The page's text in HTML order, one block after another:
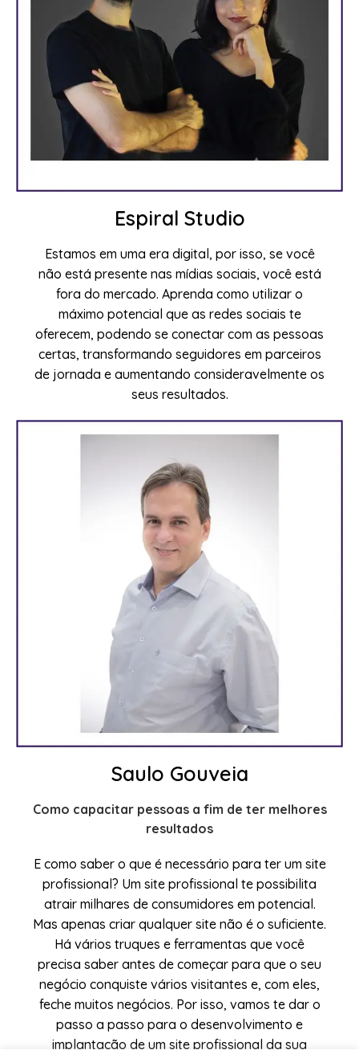
Espiral Studio
Estamos em uma era digital, por isso, se você
não está presente nas mídias sociais, você está
fora do mercado. Aprenda como utilizar o
máximo potencial que as redes sociais te
oferecem, podendo se conectar com as pessoas
certas, transformando seguidores em parceiros
de jornada e aumentando consideravelmente os
seus resultados.
Saulo Gouveia
Como capacitar pessoas a fim de ter melhores
resultados
E como saber o que é necessário para ter um site
profissional? Um site profissional te possibilita
atrair milhares de consumidores em potencial.
Mas apenas criar qualquer site não é o suficiente.
Há vários truques e ferramentas que você
precisa saber antes de começar para que o seu
negócio conquiste vários visitantes e, com eles,
feche muitos negócios. Por isso, vamos te dar o
passo a passo para o desenvolvimento e
implantação de um site profissional da sua